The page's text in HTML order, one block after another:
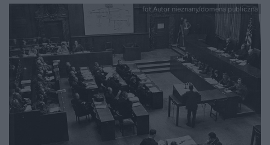
fot.Autor nieznany/domena publiczna